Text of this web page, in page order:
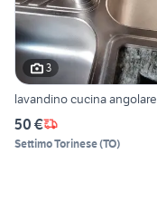
3
lavandino cucina angolare
50 €
Settimo Torinese(TO)